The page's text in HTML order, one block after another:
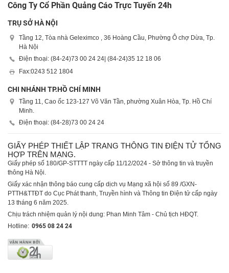
Công Ty Cổ Phần Quảng Cáo Trực Tuyến 24h
TRỤ SỞ HÀ NỘI
Tầng 12, Tòa nhà Geleximco , 36 Hoàng Cầu, Phường Ô chợ Dừa, Tp.
Hà Nội
Điện thoại: (84-24)73 00 24 24 | (84-24)35 12 18 06
Fax:0243 512 1804
CHI NHÁNH TP.HỒ CHÍ MINH
Tầng 11, Cao ốc 123-127 Võ Văn Tần, phường Xuân Hòa, Tp. Hồ Chí
Minh.
Điện thoại: (84-28)73 00 24 24
GIẤY PHÉP THIẾT LẬP TRANG THÔNG TIN ĐIỆN TỬ TỔNG
HỢP TRÊN MẠNG.
Giấy phép số 180/GP-STTTT ngày cấp 11/12/2024 - Sở thông tin và truyền
thông Hà Nội.
Giấy xác nhận thông báo cung cấp dịch vụ Mạng xã hội số 89 /GXN-
PTTH&TTĐT do Cục Phát thanh, Truyền hình và Thông tin Điện tử cấp ngày
13 tháng 6 năm 2025.
Chịu trách nhiệm quản lý nội dung: Phan Minh Tâm - Chủ tịch HĐQT.
Hotline: 0965 08 24 24